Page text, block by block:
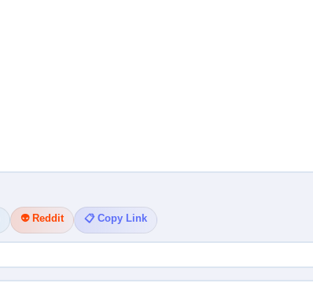
👽 Reddit 📋 Copy Link